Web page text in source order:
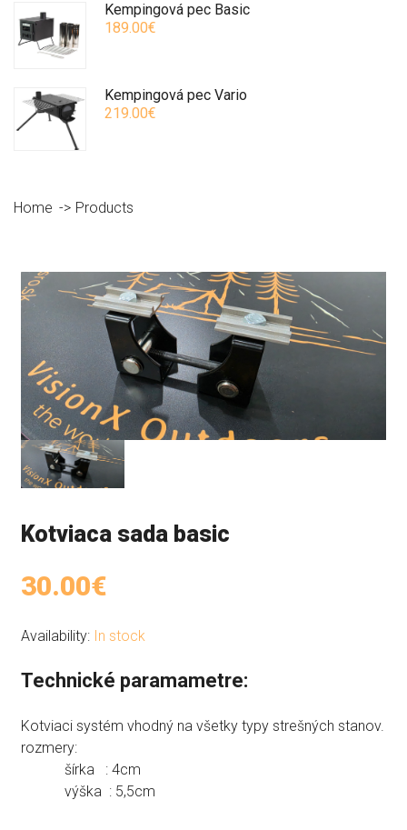
Kempingová pec Basic
189.00€
Kempingová pec Vario
219.00€
Home Products
Kotviaca sada basic
30.00€
Availability: In stock
Technické paramametre:
Kotviaci systém vhodný na všetky typy strešných stanov.
rozmery:
šírka : 4cm
výška : 5,5cm